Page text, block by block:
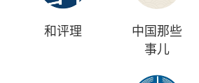
和评理
中国那些
事儿